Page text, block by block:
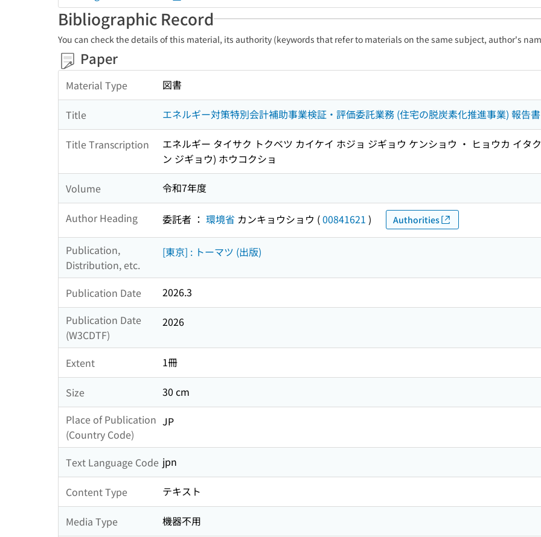
Bibliographic Record
You can check the details of this material, its authority (keywords that refer to materials on the same subject, author's
Paper
Material Type 図書
Title エネルギー対策特別会計補助事業検証・評価委託業務 (住宅の脱炭素化推進事業) 報告書
Title Transcription
エネルギー タイサク トクベツ カイケイ ホジョ ジギョウ ケンショウ ・ ヒョウカ イタ
ン ジギョウ) ホウコクショ
Volume 令和7年度
Author Heading 委託者 ： 環境省 カンキョウショウ (00841621 ) Authorities
Publication,
Distribution, etc.
[東京] : トーマツ (出版)
Publication Date
2026.3
Publication Date
(W3CDTF)
2026
Extent 1冊
Size
30 cm
Place of Publication
(Country Code)
JP
Text Language Code jpn
Content Type テキスト
Media Type 機器不用